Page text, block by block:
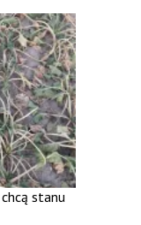
chcą stanu